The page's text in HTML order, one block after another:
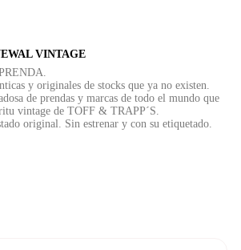
VINTAGE
y originales de stocks que ya no existen.
de prendas y marcas de todo el mundo que
vintage de TOFF & TRAPP´S.
original. Sin estrenar y con su etiquetado.